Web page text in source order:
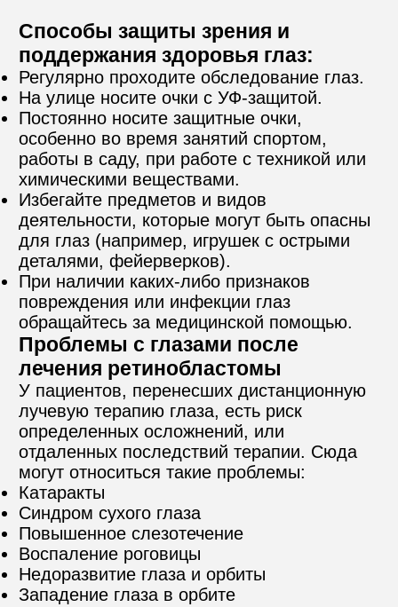
Способы защиты зрения и
поддержания здоровья глаз:
Регулярно проходите обследование глаз.
На улице носите очки с УФ-защитой.
Постоянно носите защитные очки,
особенно во время занятий спортом,
работы в саду, при работе с техникой или
химическими веществами.
Избегайте предметов и видов
деятельности, которые могут быть опасны
для глаз (например, игрушек с острыми
деталями, фейерверков).
При наличии каких-либо признаков
повреждения или инфекции глаз
обращайтесь за медицинской помощью.
Проблемы с глазами после
лечения ретинобластомы
У пациентов, перенесших дистанционную
лучевую терапию глаза, есть риск
определенных осложнений, или
отдаленных последствий терапии. Сюда
могут относиться такие проблемы:
Катаракты
Синдром сухого глаза
Повышенное слезотечение
Воспаление роговицы
Недоразвитие глаза и орбиты
Западение глаза в орбите